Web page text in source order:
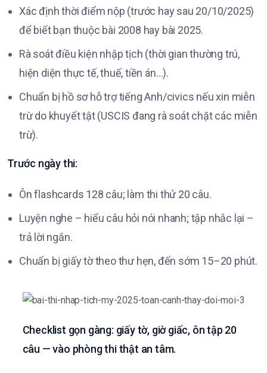
Xác định thời điểm nộp (trước hay sau 20/10/2025)
để biết bạn thuộc bài 2008 hay bài 2025.
Rà soát điều kiện nhập tịch (thời gian thường trú,
hiện diện thực tế, thuế, tiền án…).
Chuẩn bị hồ sơ hỗ trợ tiếng Anh/civics nếu xin miễn
trừ do khuyết tật (USCIS đang rà soát chặt các miễn
trừ).
Trước ngày thi:
Ôn flashcards 128 câu; làm thi thử 20 câu.
Luyện nghe – hiểu câu hỏi nói nhanh; tập nhắc lại –
trả lời ngắn.
Chuẩn bị giấy tờ theo thư hẹn, đến sớm 15–20 phút.
Checklist gọn gàng: giấy tờ, giờ giấc, ôn tập 20
câu — vào phòng thi thật an tâm.